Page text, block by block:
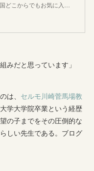
どこからでもお気に入…
みだと思っています」
は、 セルモ川崎菅馬場教
学大学院卒業という経歴
の子までをその圧倒的な
しい先生である。ブログ